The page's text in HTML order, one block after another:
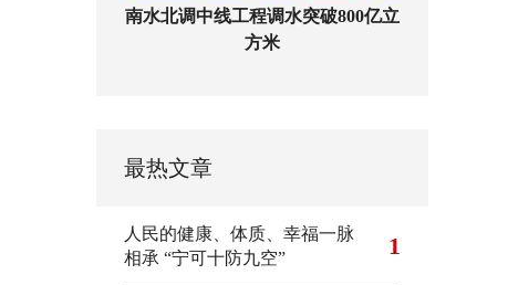
南水北调中线工程调水突破800亿立
方米
最热文章
人民的健康、体质、幸福一脉
相承 “宁可十防九空” 1